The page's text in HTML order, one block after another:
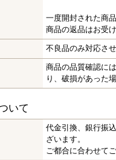
一度開封された商
商品の返品はお受
不良品のみ対応さ
商品の品質確認に
り、破損があった
いて
代金引換、銀行振
ざいます。
ご都合に合わせて